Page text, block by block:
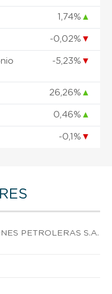
1,74% ▲
-0,02% ▼
-5,23% ▼
26,26% ▲
0,46% ▲
-0,1% ▼
PETROLERAS S.A.